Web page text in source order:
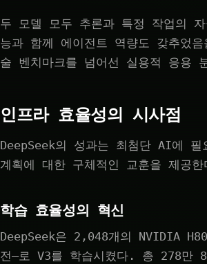
두 모델 모두 추론과 특정 작업의
능과 함께 에이전트 역량도 갖추었
술 벤치마크를 넘어선 실용적 응용
인프라 효율성의 시사점
DeepSeek의 성과는 최첨단 AI에
계획에 대한 구체적인 교훈을 제공한
학습 효율성의 혁신
DeepSeek은 2,048개의 NVIDIA
전—로 V3를 학습시켰다. 총 278만